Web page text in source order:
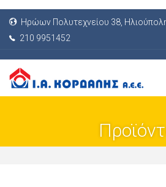
Ηρώων Πολυτεχνείου 38,
210 9951452